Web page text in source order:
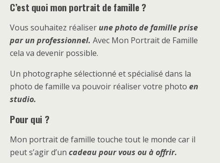
C’est quoi mon portrait de famille ?
Vous souhaitez réaliser une photo de famille prise
par un professionnel. Avec Mon Portrait de Famille
cela va devenir possible.
Un photographe sélectionné et spécialisé dans la
photo de famille va pouvoir réaliser votre photo en
studio.
Pour qui ?
Mon portrait de famille touche tout le monde car il
peut s’agir d’un cadeau pour vous ou à offrir.